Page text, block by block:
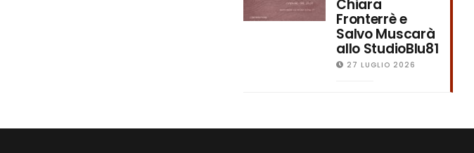
Chiara
Fronterrè e
Salvo Muscarà
allo StudioBlu81
27 LUGLIO 2026